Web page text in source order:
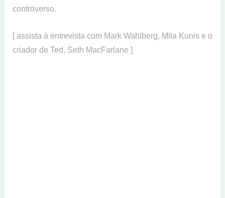
controverso.
[ assista à entrevista com Mark Wahlberg, Mila Kunis e o
criador de Ted, Seth MacFarlane ]